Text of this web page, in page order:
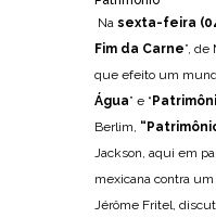
Na sexta-feira
Fim da Carne”,
que efeito um
Água” e “
Berlim, “
Jackson, aqui em
mexicana contra
Jérôme Fritel,